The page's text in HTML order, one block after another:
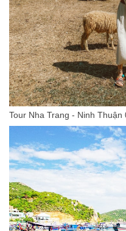
Tour Nha Trang - Ninh